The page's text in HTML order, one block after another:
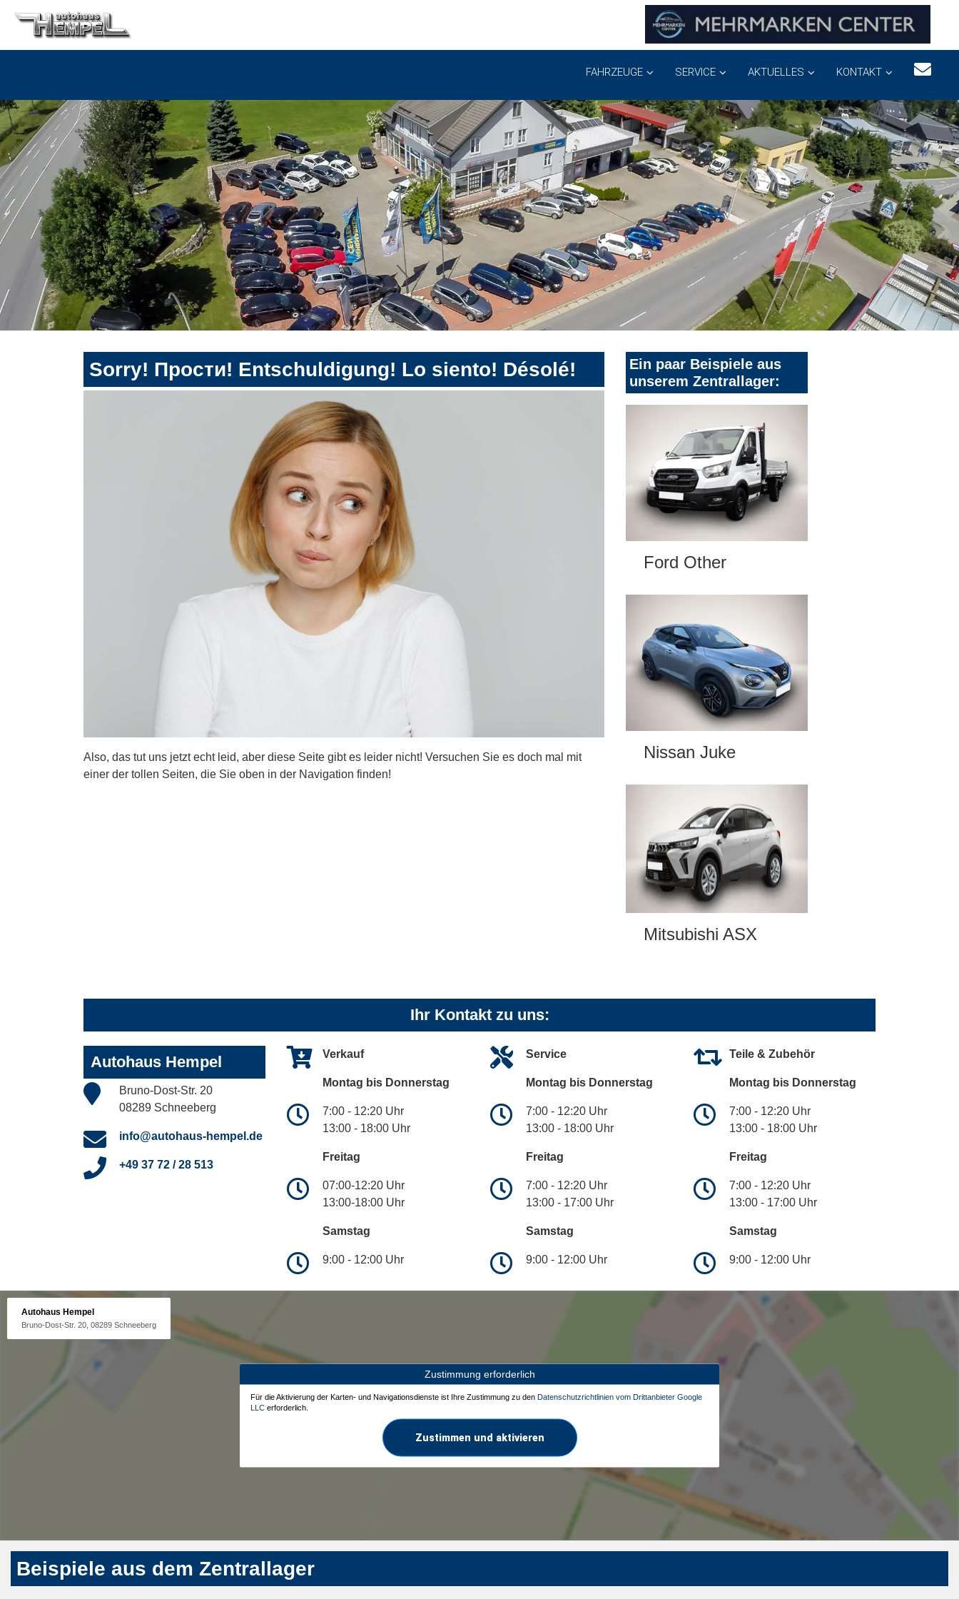
FAHRZEUGE SERVICE AKTUELLES KONTAKT
Sorry! Прости! Entschuldigung! Lo siento! Désolé!
Also, das tut uns jetzt echt leid, aber diese Seite gibt es leider nicht! Versuchen Sie es doch mal mit
einer der tollen Seiten, die Sie oben in der Navigation finden!
Ein paar Beispiele aus
unserem Zentrallager:
Ford Other
Nissan Juke
Mitsubishi ASX
Ihr Kontakt zu uns:
Autohaus Hempel
Bruno-Dost-Str. 20
08289 Schneeberg
info@autohaus-hempel.de
+49 37 72 / 28 513
Verkauf
Montag bis Donnerstag
7:00 - 12:20 Uhr
13:00 - 18:00 Uhr
Freitag
07:00-12:20 Uhr
13:00-18:00 Uhr
Samstag
9:00 - 12:00 Uhr
Service
Montag bis Donnerstag
7:00 - 12:20 Uhr
13:00 - 18:00 Uhr
Freitag
7:00 - 12:20 Uhr
13:00 - 17:00 Uhr
Samstag
9:00 - 12:00 Uhr
Teile & Zubehör
Montag bis Donnerstag
7:00 - 12:20 Uhr
13:00 - 18:00 Uhr
Freitag
7:00 - 12:20 Uhr
13:00 - 17:00 Uhr
Samstag
9:00 - 12:00 Uhr
Autohaus Hempel
Bruno-Dost-Str. 20, 08289 Schneeberg
Zustimmung erforderlich
Für die Aktivierung der Karten- und Navigationsdienste ist Ihre Zustimmung zu den Datenschutzrichtlinien vom Drittanbieter Google
LLC erforderlich.
Zustimmen und aktivieren
Beispiele aus dem Zentrallager